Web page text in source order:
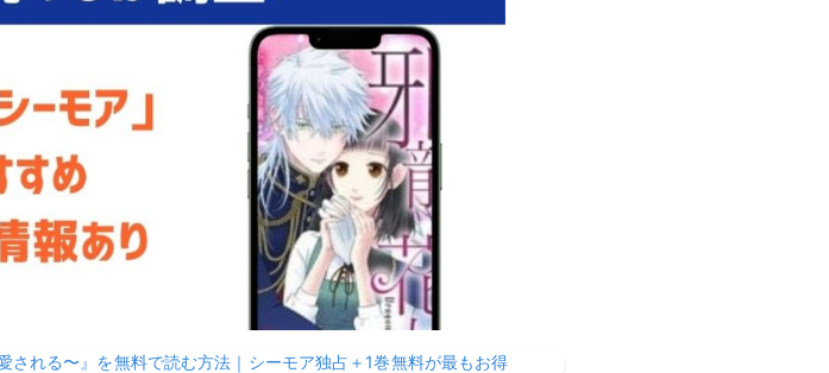
される〜』を無料で読む方法｜シーモア独占＋1巻無料が最もお得